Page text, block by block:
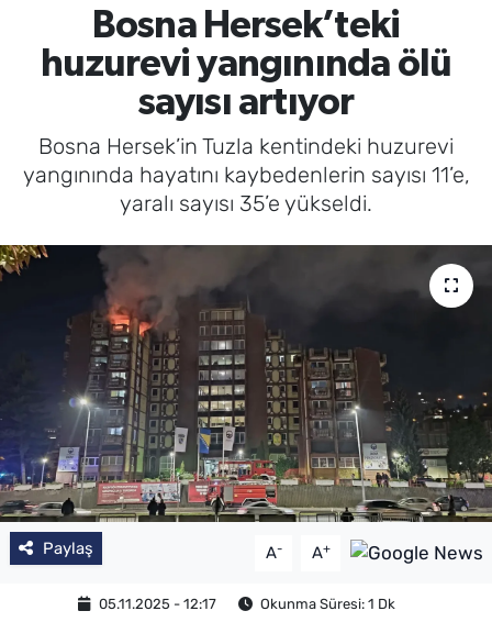
Bosna Hersek’teki
huzurevi yangınında ölü
sayısı artıyor
Bosna Hersek’in Tuzla kentindeki huzurevi
yangınında hayatını kaybedenlerin sayısı 11’e,
yaralı sayısı 35’e yükseldi.
Paylaş A- A+
05.11.2025 - 12:17 Okunma Süresi: 1 Dk